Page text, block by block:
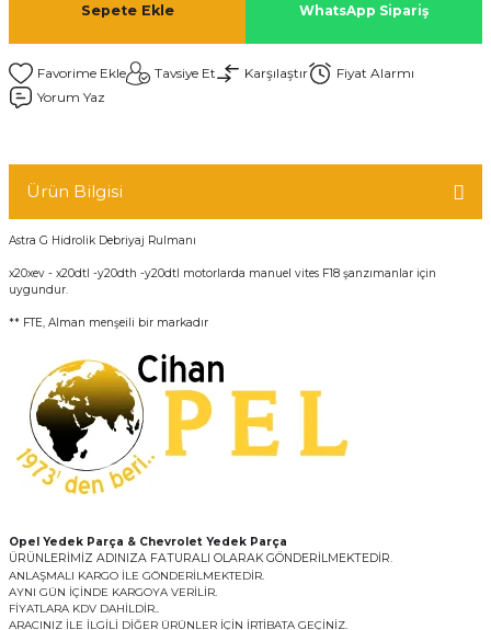
Sepete Ekle WhatsApp Sipariş
Tavsiye Et Karşılaştır
Fiyat Alarmı
Yorum Yaz
Ürün Bilgisi
Astra G Hidrolik Debriyaj Rulmanı
x20xev - x20dtl -y20dth -y20dtl motorlarda manuel vites F18 şanzımanlar için
uygundur.
** FTE, Alman menşeili bir markadır
Opel Yedek Parça & Chevrolet Yedek Parça
ÜRÜNLERİMİZ ADINIZA FATURALI OLARAK GÖNDERİLMEKTEDİR.
ANLAŞMALI KARGO İLE GÖNDERİLMEKTEDİR.
AYNI GÜN İÇİNDE KARGOYA VERİLİR.
FİYATLARA KDV DAHİLDİR..
ARACINIZ İLE İLGİLİ DİĞER ÜRÜNLER İÇİN İRTİBATA GEÇİNİZ.